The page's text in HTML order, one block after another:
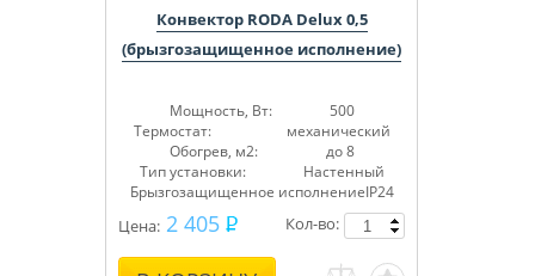
Конвектор RODA Delux 0,5
(брызгозащищенное исполнение)
Мощность, Вт: 500
Термостат: механический
Обогрев, м2: до 8
Тип установки: Настенный
Брызгозащищенное исполнениеIP24
Цена: 2 405
Кол-во: